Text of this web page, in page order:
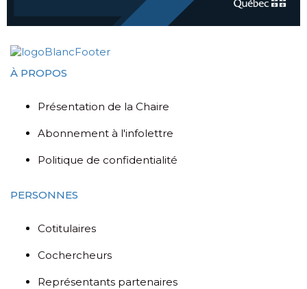
À PROPOS
Présentation de la Chaire
Abonnement à l'infolettre
Politique de confidentialité
PERSONNES
Cotitulaires
Cochercheurs
Représentants partenaires